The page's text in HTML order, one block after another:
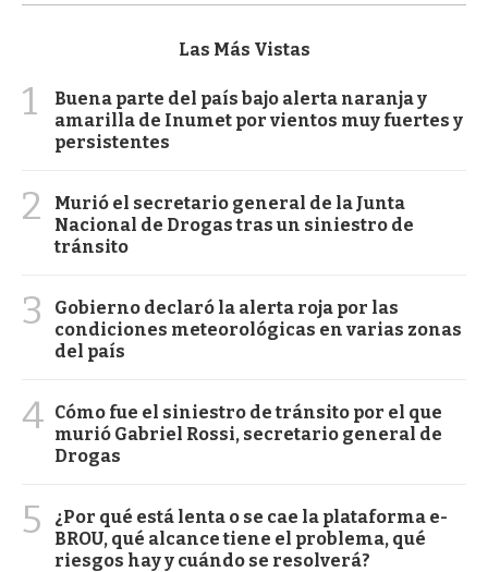
Las Más Vistas
1
Buena parte del país bajo alerta naranja y
amarilla de Inumet por vientos muy fuertes y
persistentes
2
Murió el secretario general de la Junta
Nacional de Drogas tras un siniestro de
tránsito
3
Gobierno declaró la alerta roja por las
condiciones meteorológicas en varias zonas
del país
4 Cómo fue el siniestro de tránsito por el que
murió Gabriel Rossi, secretario general de
Drogas
5
¿Por qué está lenta o se cae la plataforma e-
BROU, qué alcance tiene el problema, qué
riesgos hay y cuándo se resolverá?